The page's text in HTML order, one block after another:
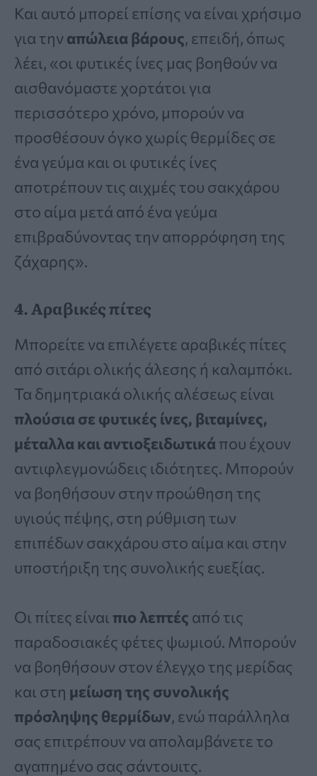
Και αυτό μπορεί επίσης να είναι χρήσιμο
για την απώλεια βάρους, επειδή, όπως
λέει, «οι φυτικές ίνες μας βοηθούν να
αισθανόμαστε χορτάτοι για
περισσότερο χρόνο, μπορούν να
προσθέσουν όγκο χωρίς θερμίδες σε
ένα γεύμα και οι φυτικές ίνες
αποτρέπουν τις αιχμές του σακχάρου
στο αίμα μετά από ένα γεύμα
επιβραδύνοντας την απορρόφηση της
ζάχαρης».
4. Αραβικές πίτες
Μπορείτε να επιλέγετε αραβικές πίτες
από σιτάρι ολικής άλεσης ή καλαμπόκι.
Τα δημητριακά ολικής αλέσεως είναι
πλούσια σε φυτικές ίνες, βιταμίνες,
μέταλλα και αντιοξειδωτικά που έχουν
αντιφλεγμονώδεις ιδιότητες. Μπορούν
να βοηθήσουν στην προώθηση της
υγιούς πέψης, στη ρύθμιση των
επιπέδων σακχάρου στο αίμα και στην
υποστήριξη της συνολικής ευεξίας.
Οι πίτες είναι πιο λεπτές από τις
παραδοσιακές φέτες ψωμιού. Μπορούν
να βοηθήσουν στον έλεγχο της μερίδας
και στη μείωση της συνολικής
πρόσληψης θερμίδων, ενώ παράλληλα
σας επιτρέπουν να απολαμβάνετε το
αγαπημένο σας σάντουιτς.